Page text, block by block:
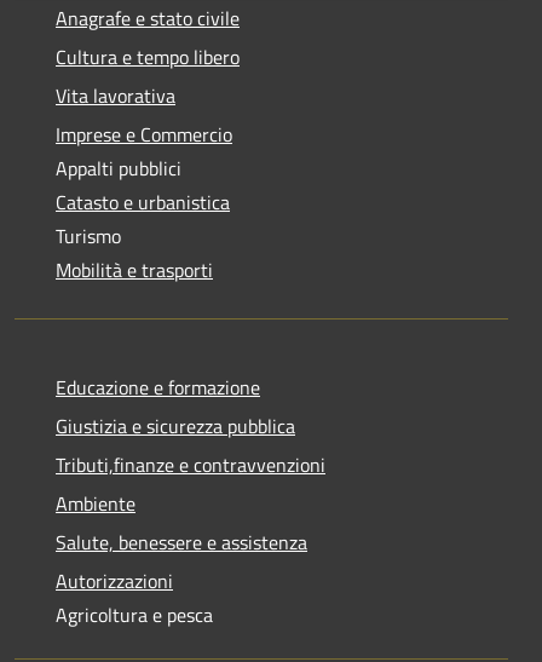
Anagrafe e stato civile
Cultura e tempo libero
Vita lavorativa
Imprese e Commercio
Appalti pubblici
Catasto e urbanistica
Turismo
Mobilità e trasporti
Educazione e formazione
Giustizia e sicurezza pubblica
Tributi,finanze e contravvenzioni
Ambiente
Salute, benessere e assistenza
Autorizzazioni
Agricoltura e pesca